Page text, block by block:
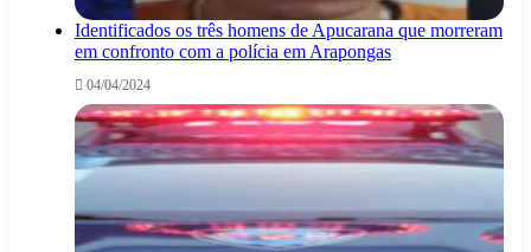
Identificados os três homens de Apucarana que morreram
em confronto com a polícia em Arapongas
04/04/2024